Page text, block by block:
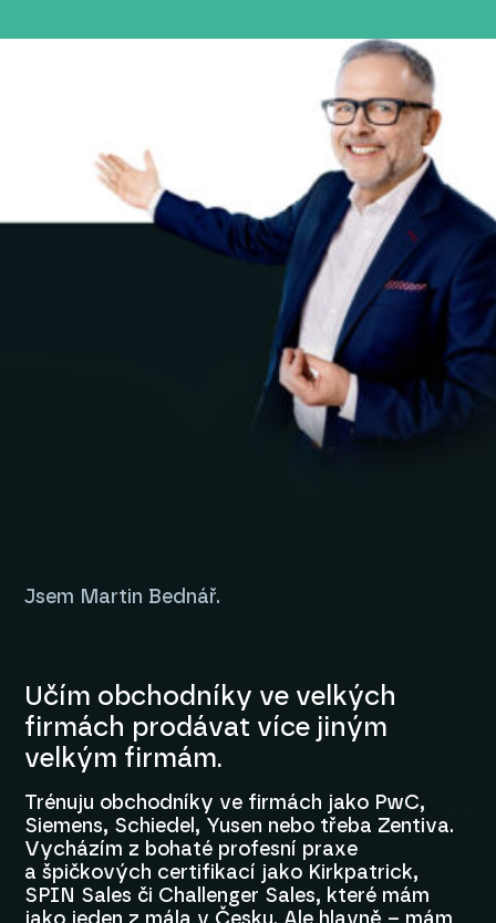
Jsem Martin Bednář.
Učím obchodníky ve velkých
firmách prodávat více jiným
velkým firmám.
Trénuju obchodníky ve firmách jako PwC,
Siemens, Schiedel, Yusen nebo třeba Zentiva.
Vycházím z bohaté profesní praxe
a špičkových certifikací jako Kirkpatrick,
SPIN Sales či Challenger Sales, které mám